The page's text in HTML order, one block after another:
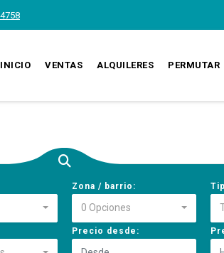
INICIO VENTAS ALQUILERES PERMUTAR
Zona / barrio:
0 Opciones
Precio desde: